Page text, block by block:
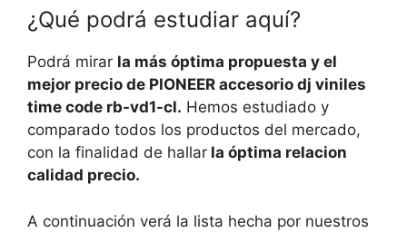
¿Qué podrá estudiar aquí?
Podrá mirar la más óptima propuesta y el
mejor precio de PIONEER accesorio dj viniles
time code rb-vd1-cl. Hemos estudiado y
comparado todos los productos del mercado,
con la finalidad de hallar la óptima relacion
calidad precio.
A continuación verá la lista hecha por nuestros